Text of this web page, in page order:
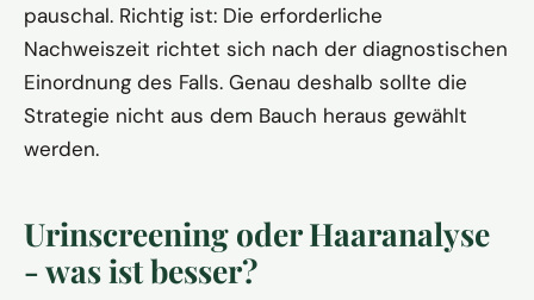
pauschal. Richtig ist: Die erforderliche
Nachweiszeit richtet sich nach der diagnostischen
Einordnung des Falls. Genau deshalb sollte die
Strategie nicht aus dem Bauch heraus gewählt
werden.
Urinscreening oder Haaranalyse
- was ist besser?